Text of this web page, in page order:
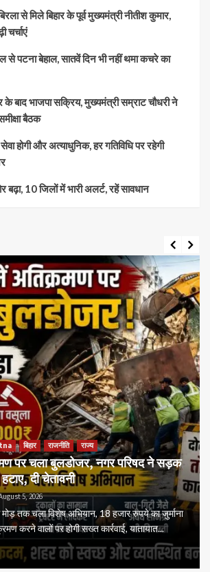
से मिले बिहार के पूर्व मुख्यमंत्री नीतीश कुमार,
चर्चाएं
से पटना बेहाल, सातवें दिन भी नहीं थमा कचरे का
के बाद भाजपा सक्रिय, मुख्यमंत्री सम्राट चौधरी ने
बैठक
होगी और अत्याधुनिक, हर गतिविधि पर रहेगी
बढ़ा, 10 जिलों में भारी अलर्ट, रहें सावधान
बिहार राजनीति राज्य
पर चला बुलडोजर, नगर परिषद ने सड़क
दी चेतावनी
5, 2026
तक चला विशेष अभियान, 18 हजार रुपये का जुर्माना
करने वालों पर होगी सख्त कार्रवाई, यातायात...